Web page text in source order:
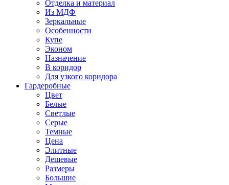
Отделка и материал
Из МДФ
Зеркальные
Особенности
Купе
Эконом
Назначение
В коридор
Для узкого коридора
Гардеробные
Цвет
Белые
Светлые
Серые
Темные
Цена
Элитные
Дешевые
Размеры
Большие